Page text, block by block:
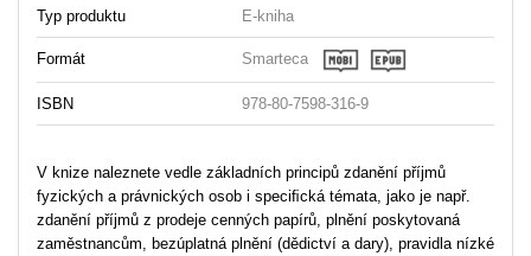
Typ produktu E-kniha
Formát Smarteca
ISBN 978-80-7598-316-9
V knize naleznete vedle základních principů zdanění příjmů
fyzických a právnických osob i speciﬁcká témata, jako je např.
zdanění příjmů z prodeje cenných papírů, plnění poskytovaná
zaměstnancům, bezúplatná plnění (dědictví a dary), pravidla nízké